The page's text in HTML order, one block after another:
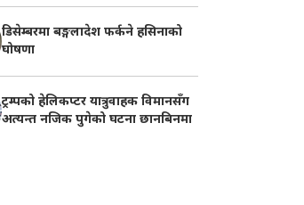
डिसेम्बरमा बङ्गलादेश फर्कने हसिनाको
घोषणा
ट्रम्पको हेलिकप्टर यात्रुवाहक विमानसँग
अत्यन्त नजिक पुगेको घटना छानबिनमा